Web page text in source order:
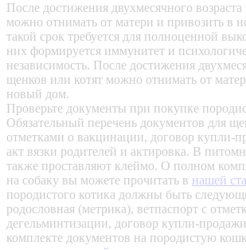
После достижения двухмесячного
можно отнимать от матери и привозить в
такой срок требуется для полноценной
них формируется иммунитет и
независимость. После достижения
щенков или котят можно отнимать от
новый дом.
Проверьте документы при покупке
Обязательный перечень документов для
отметками о вакцинации, договор купли-
акт вязки родителей и актировка. В
также проставляют клеймо. О полном
на собаку вы можете прочитать в нашей
породистого котика должны быть
родословная (метрика), ветпаспорт с
дегельминтизации, договор купли-
комплекте документов на породистую